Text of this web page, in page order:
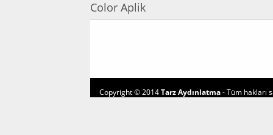
Color Aplik
Copyright © 2014Tarz Aydınlatma- Tüm hakları